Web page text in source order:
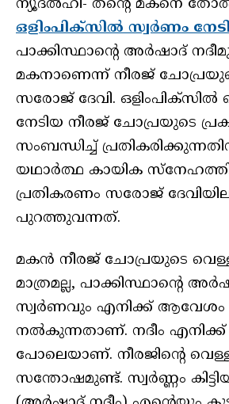
ന്യൂദൽഹി- തന്റെ മകനെ
ഒളിംപിക്സിൽ സ്വർണം
പാക്കിസ്ഥാന്റെ അർഷാദ്
മകനാണെന്ന് നീരജ്
സരോജ് ദേവി. ഒളിംപിക്സിൽ
നേടിയ നീരജ് ചോപ്രയുടെ
സംബന്ധിച്ച്
യഥാർത്ഥ കായിക
പ്രതികരണം സരോജ്
പുറത്തുവന്നത്.
മകൻ നീരജ് ചോപ്രയുടെ
മാത്രമല്ല, പാക്കിസ്ഥാന്റെ
സ്വർണവും എനിക്ക് ആവേശം
നൽകുന്നതാണ്. നദീം
പോലെയാണ്. നീരജിന്റെ
സന്തോഷമുണ്ട്. സ്വർണ്ണം